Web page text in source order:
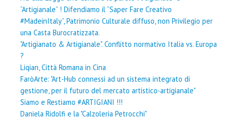
“Artigianale” ! Difendiamo il “Saper Fare Creativo
#MadeinItaly”, Patrimonio Culturale diffuso, non Privilegio per
una Casta Burocratizzata.
"Artigianato & Artigianale". Conflitto normativo Italia vs. Europa
?
Liqian, Città Romana in Cina
FaròArte: "Art-Hub connessi ad un sistema integrato di
gestione, per il futuro del mercato artistico-artigianale"
Siamo e Restiamo #ARTIGIANI !!!
Daniela Ridolfi e la "Calzoleria Petrocchi"